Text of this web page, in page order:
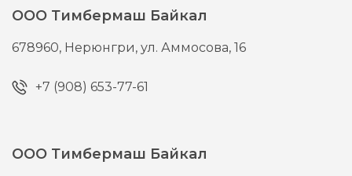
ООО Тимбермаш Байкал
678960, Нерюнгри,ул. Аммосова, 16
+7 (908) 653-77-61
ООО Тимбермаш Байкал